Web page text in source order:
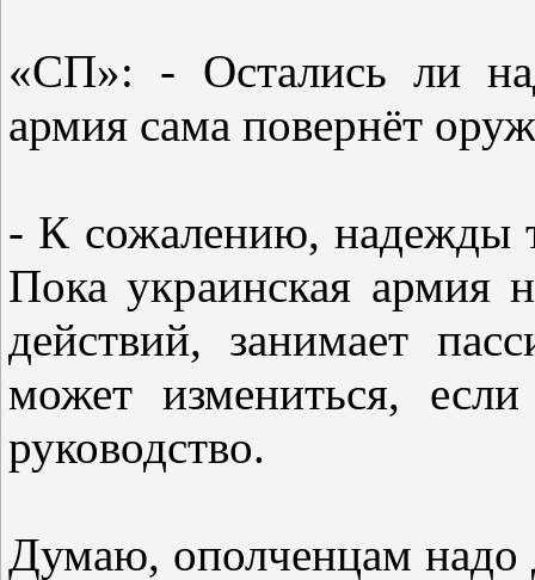
«СП»: - Остались ли
армия сама повернёт
- К сожалению, надежды
Пока украинская армия
действий, занимает
может измениться,
руководство.
Думаю, ополченцам надо